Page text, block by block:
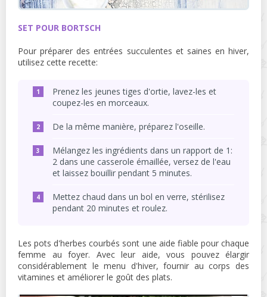
SET POUR BORTSCH
Pour préparer des entrées succulentes et saines en hiver,
utilisez cette recette:
Prenez les jeunes tiges d'ortie, lavez-les et
coupez-les en morceaux.
De la même manière, préparez l'oseille.
Mélangez les ingrédients dans un rapport de 1:
2 dans une casserole émaillée, versez de l'eau
et laissez bouillir pendant 5 minutes.
Mettez chaud dans un bol en verre, stérilisez
pendant 20 minutes et roulez.
Les pots d'herbes courbés sont une aide fiable pour chaque
femme au foyer. Avec leur aide, vous pouvez élargir
considérablement le menu d'hiver, fournir au corps des
vitamines et améliorer le goût des plats.